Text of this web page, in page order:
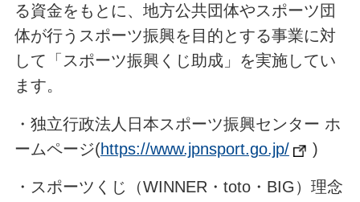
る資金をもとに、地方公共団体やスポーツ団
体が行うスポーツ振興を目的とする事業に対
して「スポーツ振興くじ助成」を実施してい
ます。
・独立行政法人日本スポーツ振興センター ホ
ームページ(https://www.jpnsport.go.jp/ )
・スポーツくじ（WINNER・toto・BIG）理念